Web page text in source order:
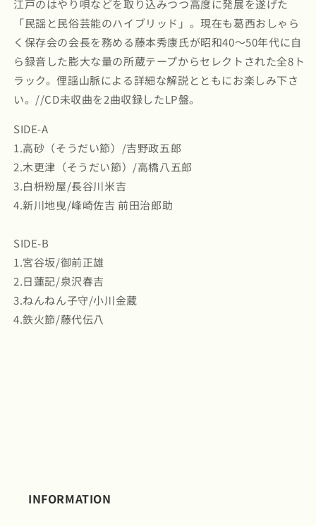
数
量
を
減
ら
す
数
量
を
増
や
す
江戸のはやり唄などを取り込みつつ高度に発展を遂げた
「民謡と民俗芸能のハイブリッド」。現在も葛西おしゃら
く保存会の会長を務める藤本秀康氏が昭和40〜50年代に自
ら録音した膨大な量の所蔵テープからセレクトされた全8ト
ラック。俚謡山脈による詳細な解説とともにお楽しみ下さ
い。//CD未収曲を2曲収録したLP盤。
SIDE-A
1.高砂（そうだい節）/吉野政五郎
2.木更津（そうだい節）/高橋八五郎
3.白枡粉屋/長谷川米吉
4.新川地曳/峰崎佐吉 前田治郎助
SIDE-B
1.宮谷坂/御前正雄
2.日蓮記/泉沢春吉
3.ねんねん子守/小川金蔵
4.鉄火節/藤代伝八
INFORMATION